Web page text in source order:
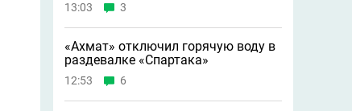
13:03 3
«Ахмат» отключил горячую воду в
раздевалке «Спартака»
12:53 6